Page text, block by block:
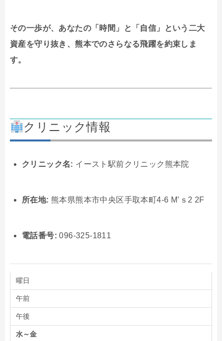
その一歩が、あなたの「時間」と「自信」という二大
資産を守り抜き、熊本でのさらなる飛躍を約束しま
す。
クリニック情報
クリニック名: イースト駅前クリニック熊本院
所在地: 熊本県熊本市中央区手取本町4-6 M’ｓ2 2F
電話番号: 096-325-1811
曜日
午前
午後
水～金